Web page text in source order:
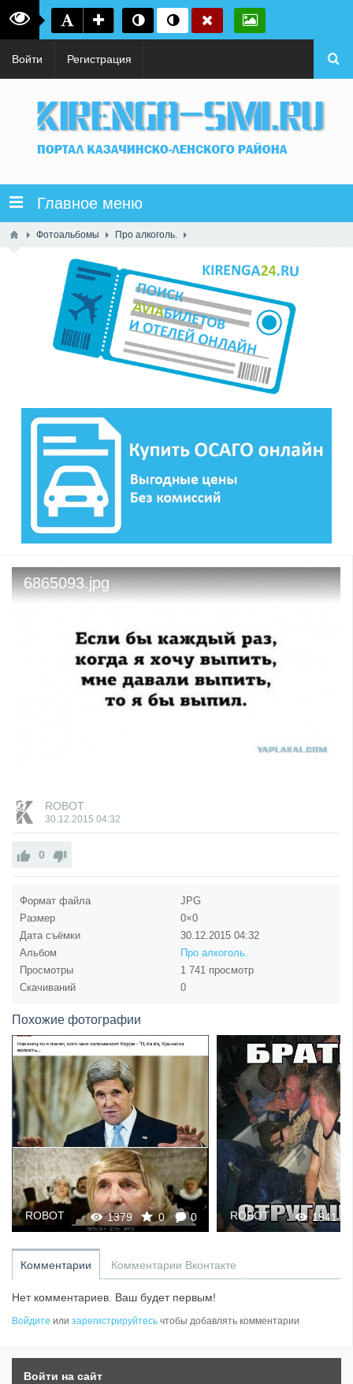
Войти Регистрация
Главное меню
Фотоальбомы Про алкоголь.
6865093.jpg
ROBOT
30.12.2015 04:32
0
Формат файла
JPG
Размер
0×0
Дата съёмки
30.12.2015 04:32
Альбом
Про алкоголь.
Просмотры
1 741 просмотр
Скачиваний
0
Похожие фотографии
1379 0 0
ROBOT 1941
ROBOT
Комментарии Комментарии Вконтакте
Нет комментариев. Ваш будет первым!
Войдите или зарегистрируйтесь чтобы добавлять комментарии
Войти на сайт